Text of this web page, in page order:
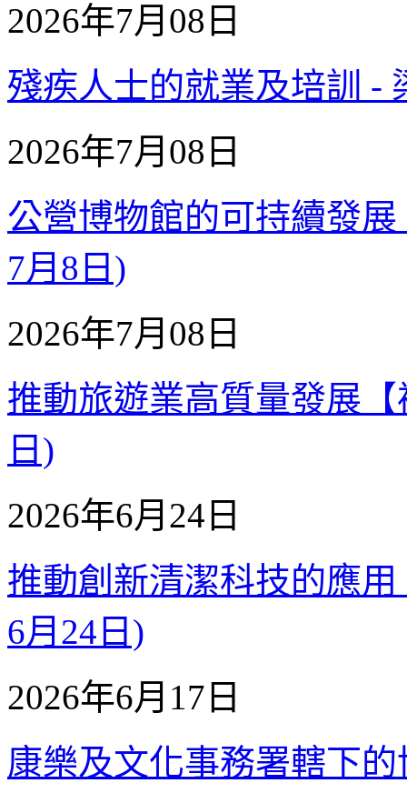
2026年7月08日
殘疾人士的就業及培訓 -
2026年7月08日
公營博物館的可持續發
7月8日)
2026年7月08日
推動旅遊業高質量發展
日)
2026年6月24日
推動創新清潔科技的應
6月24日)
2026年6月17日
康樂及文化事務署轄下